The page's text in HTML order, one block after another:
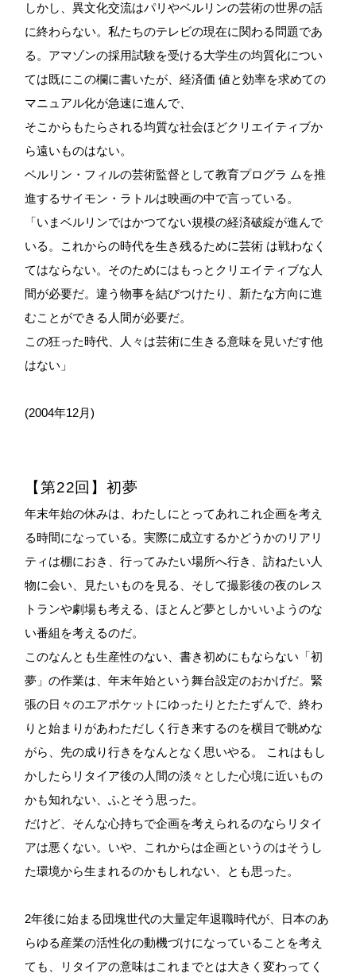
しかし、異文化交流はパリやベルリンの芸術の世界の話
に終わらない。私たちのテレビの現在に関わる問題であ
る。アマゾンの採用試験を受ける大学生の均質化につい
ては既にこの欄に書いたが、経済価 値と効率を求めての
マニュアル化が急速に進んで、
そこからもたらされる均質な社会ほどクリエイティブか
ら遠いものはない。
ベルリン・フィルの芸術監督として教育プログラ ムを推
進するサイモン・ラトルは映画の中で言っている。
「いまベルリンではかつてない規模の経済破綻が進んで
いる。これからの時代を生き残るために芸術 は戦わなく
てはならない。そのためにはもっとクリエイティブな人
間が必要だ。違う物事を結びつけたり、新たな方向に進
むことができる人間が必要だ。
この狂った時代、人々は芸術に生きる意味を見いだす他
はない」
(2004年12月)
【第22回】初夢
年末年始の休みは、わたしにとってあれこれ企画を考え
る時間になっている。実際に成立するかどうかのリアリ
ティは棚におき、行ってみたい場所へ行き、訪ねたい人
物に会い、見たいものを見る、そして撮影後の夜のレス
トランや劇場も考える、ほとんど夢としかいいようのな
い番組を考えるのだ。
このなんとも生産性のない、書き初めにもならない「初
夢」の作業は、年末年始という舞台設定のおかげだ。緊
張の日々のエアポケットにゆったりとたたずんで、終わ
りと始まりがあわただしく行き来するのを横目で眺めな
がら、先の成り行きをなんとなく思いやる。 これはもし
かしたらリタイア後の人間の淡々とした心境に近いもの
かも知れない、ふとそう思った。
だけど、そんな心持ちで企画を考えられるのならリタイ
アは悪くない。いや、これからは企画というのはそうし
た環境から生まれるのかもしれない、とも思った。
2年後に始まる団塊世代の大量定年退職時代が、日本のあ
らゆる産業の活性化の動機づけになっていることを考え
ても、リタイアの意味はこれまでとは大きく変わってく